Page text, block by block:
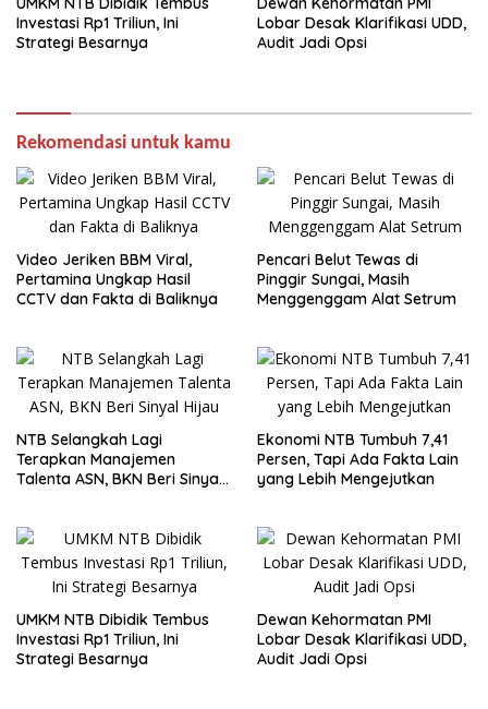
Investasi Rp1 Triliun, Ini
Strategi Besarnya
Lobar Desak Klarifikasi UDD,
Audit Jadi Opsi
Rekomendasi untuk kamu
Video Jeriken BBM Viral,
Pertamina Ungkap Hasil
CCTV dan Fakta di Baliknya
Pencari Belut Tewas di
Pinggir Sungai, Masih
Menggenggam Alat Setrum
NTB Selangkah Lagi
Terapkan Manajemen
Talenta ASN, BKN Beri Sinyal
Ekonomi NTB Tumbuh 7,41
Persen, Tapi Ada Fakta Lain
yang Lebih Mengejutkan
UMKM NTB Dibidik Tembus
Investasi Rp1 Triliun, Ini
Strategi Besarnya
Dewan Kehormatan PMI
Lobar Desak Klarifikasi UDD,
Audit Jadi Opsi